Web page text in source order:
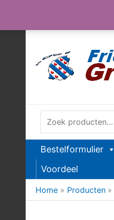
Zoeken
naar:
Bestelformulier
Voordeel
Home Producten